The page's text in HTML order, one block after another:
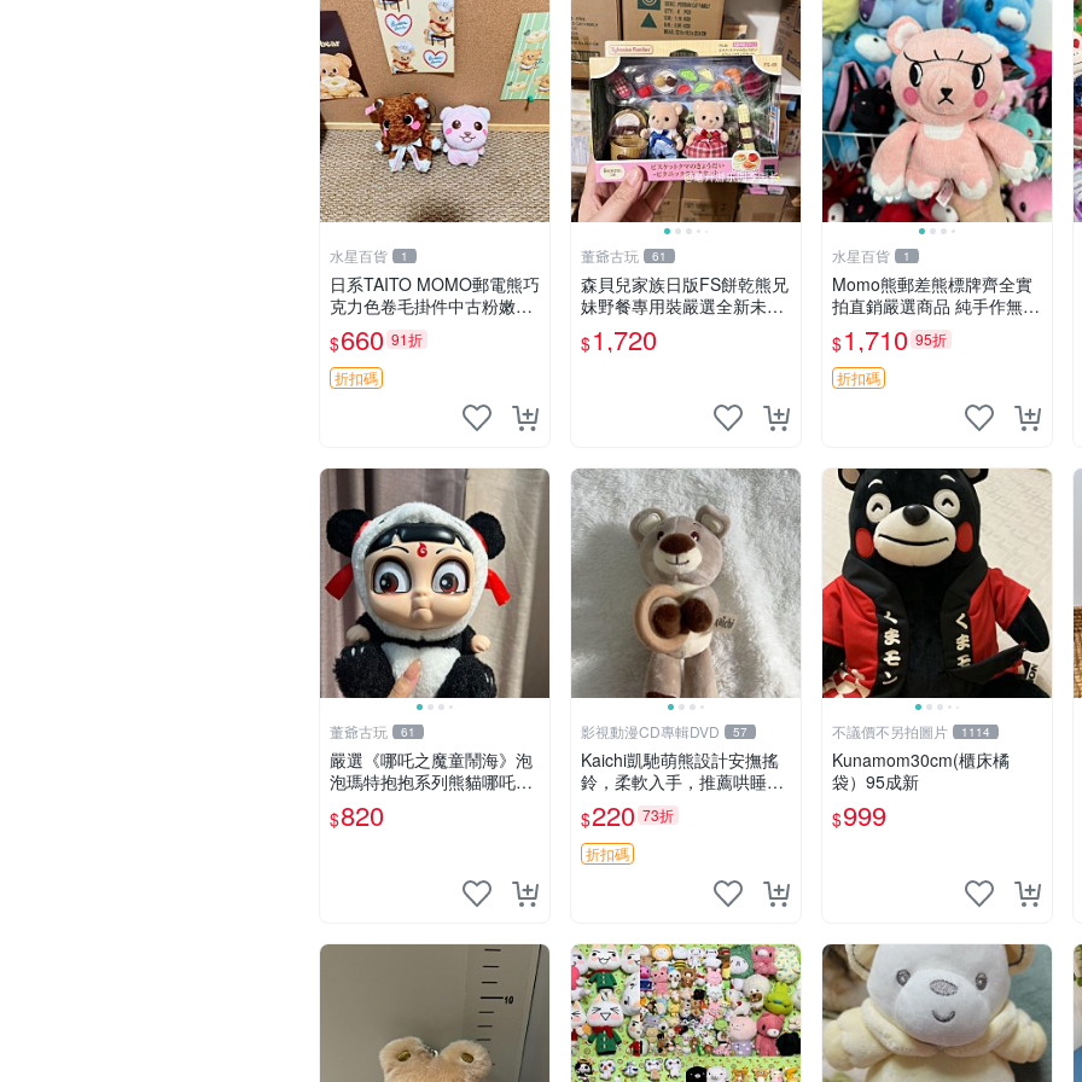
水星百貨 1
日系TAITO MOMO郵電熊巧
克力色卷毛掛件中古粉嫩玩
偶微瑕推薦 postpet momo
郵電熊 中古玩偶
$660 91折
折扣碼
董爺古玩 61
森貝兒家族日版FS餅乾熊兄
妹野餐專用裝嚴選全新未開
封，包含兩組大童款紙盒
裝，適合收藏與分享。 餅乾
$1,720
水星百貨 1
Momo熊郵差熊標牌齊全實
拍直銷嚴選商品 純手作無修
圖可收藏 郵差熊 Momo熊
標牌 商品
$1,710 95折
折扣碼
董爺古玩 61
嚴選《哪吒之魔童鬧海》泡
泡瑪特抱抱系列熊貓哪吒搪
膠臉毛絨， STATE：如圖顯
示 哪吒 毛絨公仔 泡泡瑪特
$820
影視動漫CD專輯DVD 57
Kaichi凱馳萌熊設計安撫搖
鈴，柔軟入手，推薦哄睡好
選擇 熊公仔 安撫玩具 喂食
環
$220 73折
折扣碼
不議價不另拍圖片 1114
Kunamom30cm(櫃床橘
袋）95成新
$999